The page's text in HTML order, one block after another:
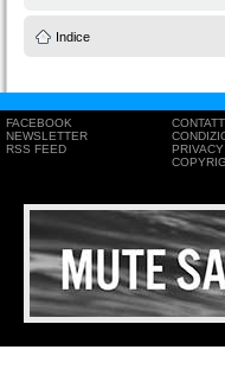
Indice
FACEBOOK
NEWSLETTER
RSS FEED
PRIVACY